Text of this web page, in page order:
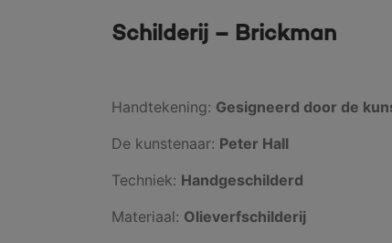
Schilderij – Brickman
Handtekening: Gesigneerd door de
De kunstenaar: Peter Hall
Techniek: Handgeschilderd
Materiaal: Olieverfschilderij